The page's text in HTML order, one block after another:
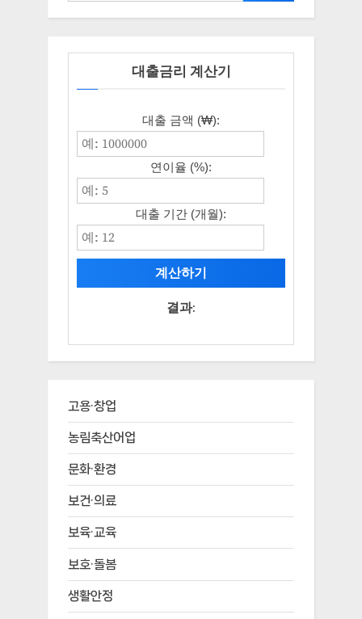
대출금리 계산기
대출 금액 (₩):
연이율 (%):
대출 기간 (개월):
계산하기
결과:
고용·창업
농림축산어업
문화·환경
보건·의료
보육·교육
보호·돌봄
생활안정